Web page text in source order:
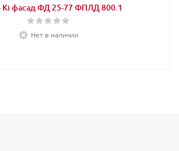
Кi фасад ФД 25-77 ФПЛД 800.1
Нет в наличии